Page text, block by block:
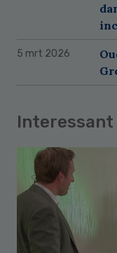
5 mrt 2026
Interessant